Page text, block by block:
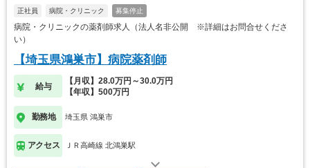
正社員 病院・クリニック 募集停止
病院・クリニックの薬剤師求人（法人名非公開 ※詳細はお問合せくださ
い）
【埼玉県鴻巣市】病院薬剤師
給与
【月収】28.0万円～30.0万円
【年収】500万円
勤務地 埼玉県 鴻巣市
アクセス ＪＲ高崎線 北鴻巣駅